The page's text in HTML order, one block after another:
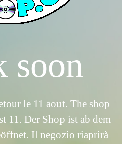
soon
le 11 aout. The shop
11. Der Shop ist ab dem
Il negozio riaprirà